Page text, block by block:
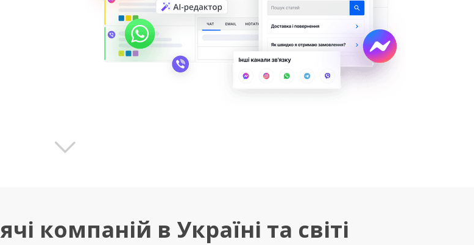
компаній в Україні та світі